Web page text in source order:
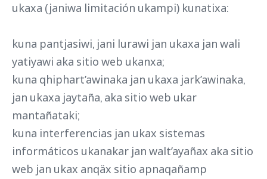
ukaxa (janiwa limitación ukampi) kunatixa:
kuna pantjasiwi, jani lurawi jan ukaxa jan wali
yatiyawi aka sitio web ukanxa;
kuna qhiphart’awinaka jan ukaxa jark’awinaka,
jan ukaxa jaytaña, aka sitio web ukar
mantañataki;
kuna interferencias jan ukax sistemas
informáticos ukanakar jan walt’ayañax aka sitio
web jan ukax anqäx sitio apnaqañamp